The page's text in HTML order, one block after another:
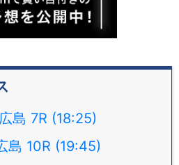
広島 7R (18:25)
島 10R (19:45)